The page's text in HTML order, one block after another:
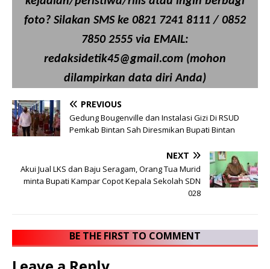
foto? Silakan SMS ke 0821 7241 8111 / 0852
7850 2555 via EMAIL:
redaksidetik45@gmail.com (mohon
dilampirkan data diri Anda)
PREVIOUS
Gedung Bougenville dan Instalasi Gizi Di RSUD
Pemkab Bintan Sah Diresmikan Bupati Bintan
NEXT
Akui Jual LKS dan Baju Seragam, Orang Tua Murid
minta Bupati Kampar Copot Kepala Sekolah SDN
028
BE THE FIRST TO COMMENT